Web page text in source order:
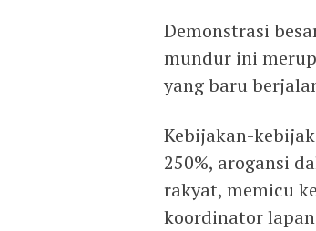
Demonstrasi
mundur ini
yang baru
Kebijakan-
250%, arogansi
rakyat, memicu
koordinator